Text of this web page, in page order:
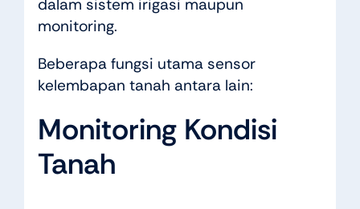
dalam sistem irigasi maupun
monitoring.
Beberapa fungsi utama sensor
kelembapan tanah antara lain:
Monitoring Kondisi
Tanah